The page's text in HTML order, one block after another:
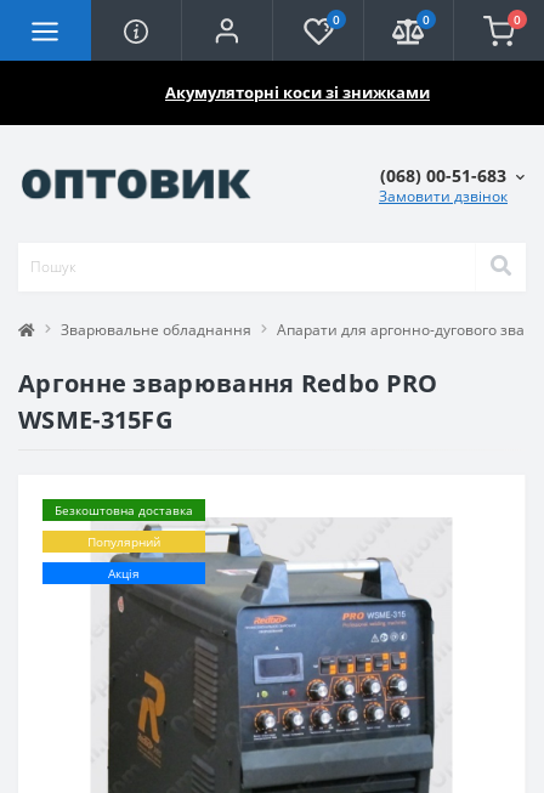
Акумуляторні коси зі знижками
0 0 0
(068) 00-51-683
Замовити дзвінок
Зварювальне обладнання Апарати для аргонно-дугового
Аргонне зварювання Redbo PRO
WSME-315FG
Безкоштовна доставка
Популярний
Акція